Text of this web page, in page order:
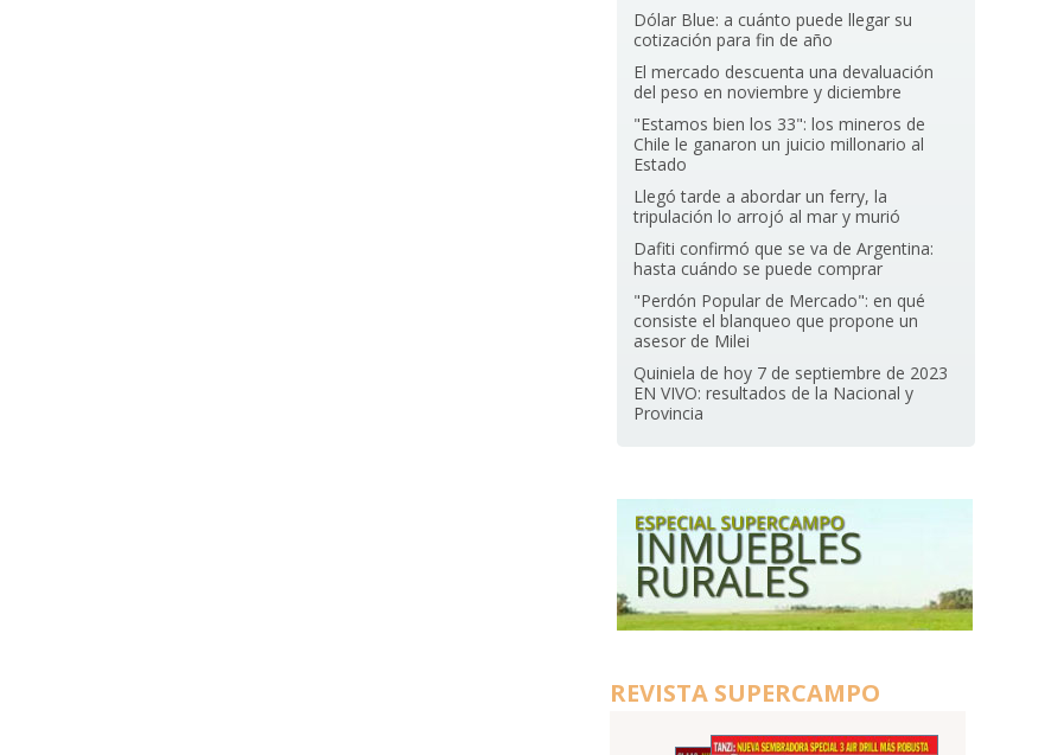
Dólar Blue: a cuánto puede llegar su
cotización para fin de año
El mercado descuenta una devaluación
del peso en noviembre y diciembre
"Estamos bien los 33": los mineros de
Chile le ganaron un juicio millonario al
Estado
Llegó tarde a abordar un ferry, la
tripulación lo arrojó al mar y murió
Dafiti confirmó que se va de Argentina:
hasta cuándo se puede comprar
"Perdón Popular de Mercado": en qué
consiste el blanqueo que propone un
asesor de Milei
Quiniela de hoy 7 de septiembre de 2023
EN VIVO: resultados de la Nacional y
Provincia
REVISTA SUPERCAMPO